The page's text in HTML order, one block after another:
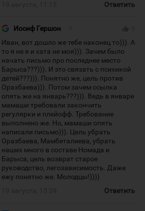
Ответить
Иосиф Гершон
Иван, вот дошло же тебе наконец то))). А
то я не я и хата не моя))). Зачем было
начать письмо про последнее место
Барыса???))). И это связать с психикой
детей???))). Понятно же, цель против
Оразбаева))). Потом зачем ссылка
опять же на январь???))). Ведь в январе
мамаши требовали закончить
регулярки и плейофф. Требование
выполнено же. Но, мамаши опять
написали письмо))). Цель убрать
Оразбаева, Мамбеталиева, убрать
наших много в составе Номада и
Барыса, цель возврат старое
руководство, легозависимость. Даже
ежу понятно же. Молодцы!))))
Ответить